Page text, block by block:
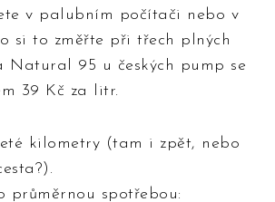
v palubním počítači nebo v
si to změřte při třech plných
Natural 95 u českých pump se
39 Kč za litr.
kilometry (tam i zpět, nebo
průměrnou spotřebou: